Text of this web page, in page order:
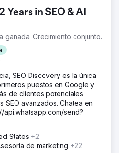
Years in SEO & AI
ganada. Crecimiento conjunto.
SEO Discovery es la única
puestos en Google y
de clientes potenciales
SEO avanzados. Chatea en
api.whatsapp.com/send?
States +2
de marketing +22